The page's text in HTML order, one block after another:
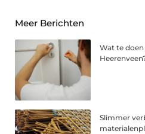
Meer Berichten
Wat te
Slimmer